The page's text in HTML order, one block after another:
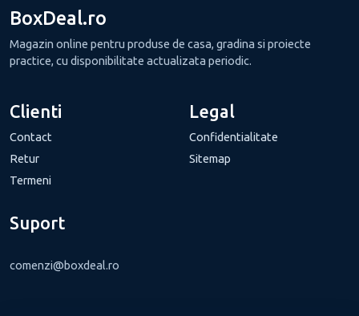
BoxDeal.ro
Magazin online pentru produse de casa, gradina si proiecte
practice, cu disponibilitate actualizata periodic.
Clienti
Contact
Retur
Termeni
Legal
Confidentialitate
Sitemap
Suport
comenzi@boxdeal.ro